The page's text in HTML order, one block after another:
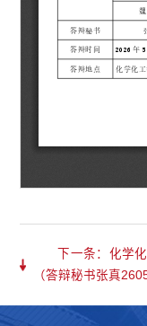
下一条：化学
（答辩秘书张真